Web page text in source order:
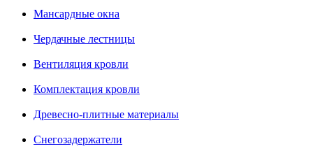
Мансардные окна
Чердачные лестницы
Вентиляция кровли
Комплектация кровли
Древесно-плитные материалы
Снегозадержатели